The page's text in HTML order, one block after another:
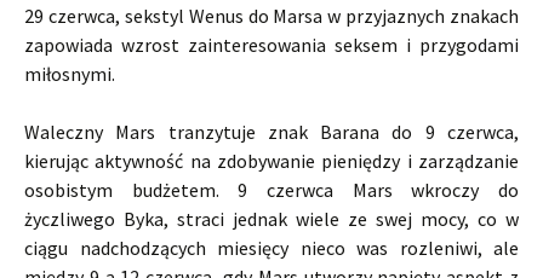
29 czerwca, sekstyl Wenus do Marsa w przyjaznych znakach
zapowiada wzrost zainteresowania seksem i przygodami
miłosnymi.
Waleczny Mars tranzytuje znak Barana do 9 czerwca,
kierując aktywność na zdobywanie pieniędzy i zarządzanie
osobistym budżetem. 9 czerwca Mars wkroczy do
życzliwego Byka, straci jednak wiele ze swej mocy, co w
ciągu nadchodzących miesięcy nieco was rozleniwi, ale